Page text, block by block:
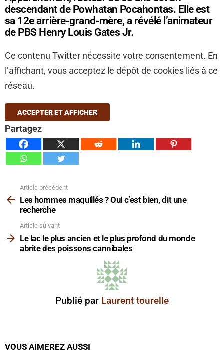
descendant de Powhatan Pocahontas. Elle est
sa 12e arrière-grand-mère, a révélé l’animateur
de PBS Henry Louis Gates Jr.
Ce contenu Twitter nécessite votre consentement. En
l’affichant, vous acceptez le dépôt de cookies liés à ce
réseau.
ACCEPTER ET AFFICHER
Partagez
plus
Article précédent
Les hommes maquillés ? Oui c’est bien, dit une
recherche
Article suivant
Le lac le plus ancien et le plus profond du monde
abrite des poissons cannibales
Publié par Laurent tourelle
VOUS AIMEREZ AUSSI